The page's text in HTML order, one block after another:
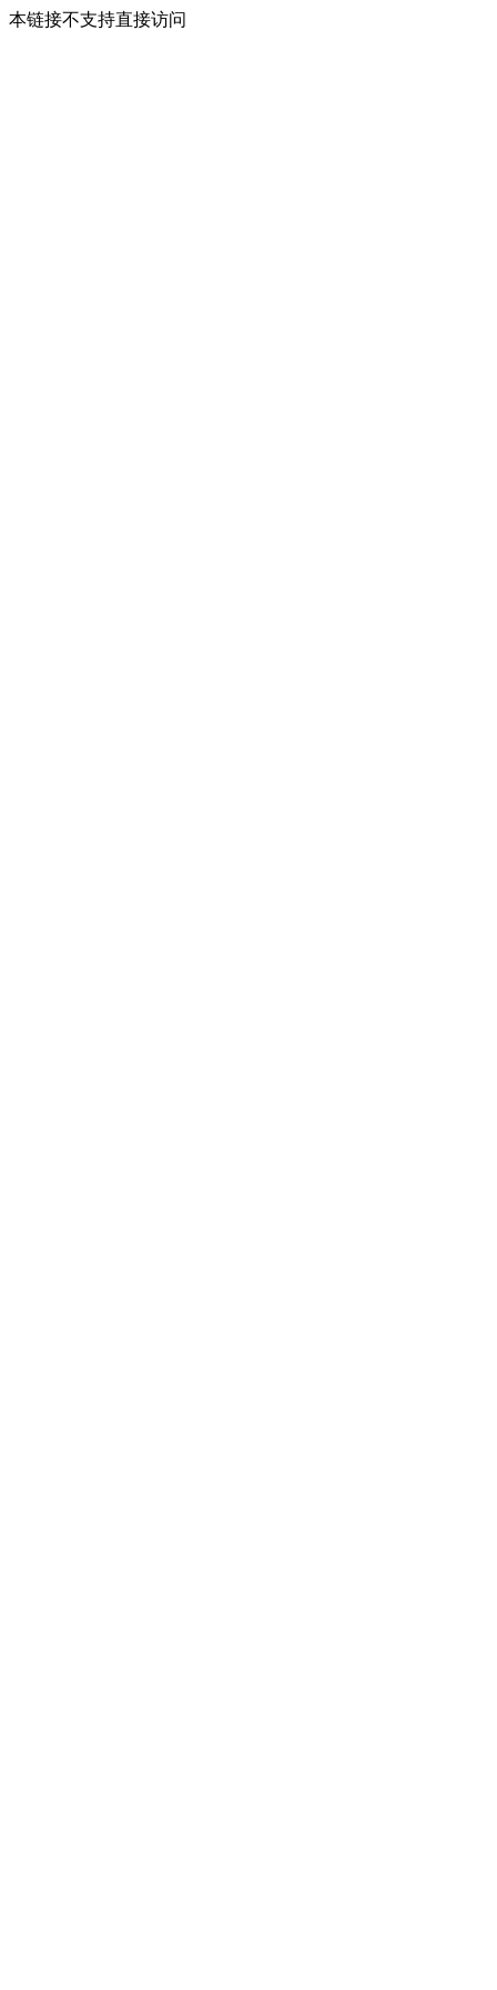
本链接不支持直接访问